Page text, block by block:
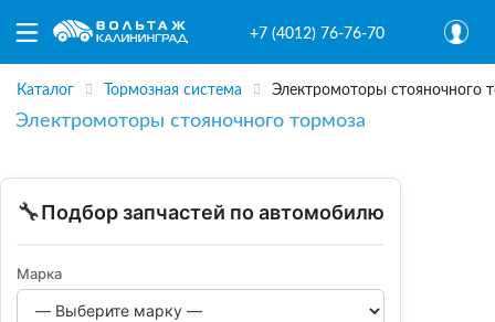
+7 (4012) 76-76-70
Каталог Тормозная система Электромоторы стояночного
Электромоторы стояночного тормоза
🔧Подбор запчастей по автомобилю
Марка